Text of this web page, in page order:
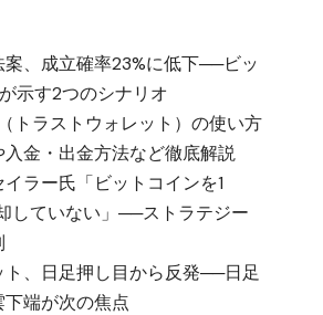
案、成立確率23%に低下──ビッ
示す2つのシナリオ
トラストウォレット）の使い方
入金・出金方法など徹底解説
ラー氏「ビットコインを1
していない」──ストラテジー
ト、日足押し目から反発──日足
端が次の焦点